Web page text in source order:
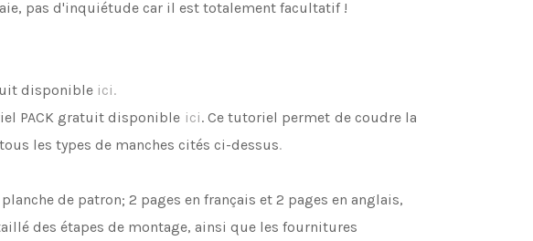
pas d'inquiétude car il est totalement facultatif !
disponible ici.
PACK gratuit disponible ici. Ce tutoriel permet de coudre la
les types de manches cités ci-dessus.
de patron; 2 pages en français et 2 pages en anglais,
des étapes de montage, ainsi que les fournitures